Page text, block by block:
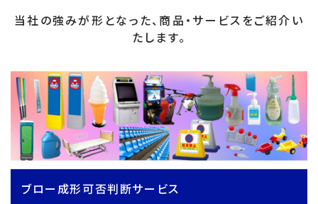
当社の強みが形となった、商品・サービスをご紹介い
たします。
ブロー成形可否判断サービス